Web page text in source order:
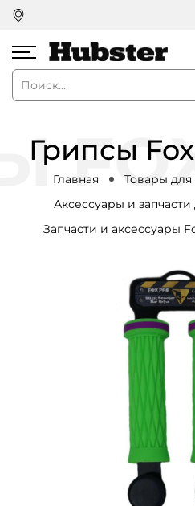
Грипсы
Главная
Товары для
Аксессуары и запчасти
Запчасти и аксессуары